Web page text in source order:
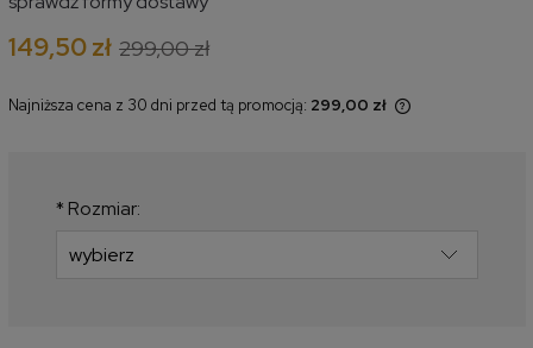
149,50 zł 299,00 zł
Najniższa cena z 30 dni przed tą promocją: 299,00 zł
* Rozmiar: